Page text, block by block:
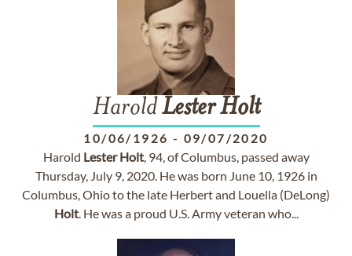
HaroldLester Holt
10/06/1926 - 09/07/2020
Harold Lester Holt, 94, of Columbus, passed away
Thursday, July 9, 2020. He was born June 10, 1926 in
Columbus, Ohio to the late Herbert and Louella (DeLong)
Holt. He was a proud U.S. Army veteran who...